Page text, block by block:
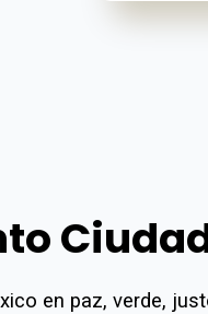
en paz, verde,